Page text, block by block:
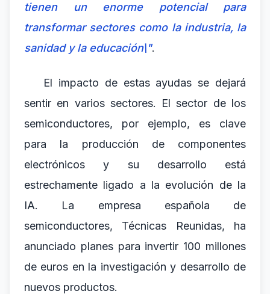
tienen un enorme potencial para
transformar sectores como la industria, la
sanidad y la educación\".
El impacto de estas ayudas se dejará
sentir en varios sectores. El sector de los
semiconductores, por ejemplo, es clave
para la producción de componentes
electrónicos y su desarrollo está
estrechamente ligado a la evolución de la
IA. La empresa española de
semiconductores, Técnicas Reunidas, ha
anunciado planes para invertir 100 millones
de euros en la investigación y desarrollo de
nuevos productos.